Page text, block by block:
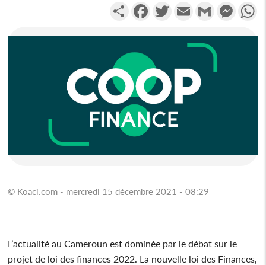
PartagerFacebookTwitterEmail Gmail
© Koaci.com - mercredi 15 décembre 2021 - 08:29
L’actualité au Cameroun est dominée par le débat sur le
projet de loi des finances 2022. La nouvelle loi des Finances,